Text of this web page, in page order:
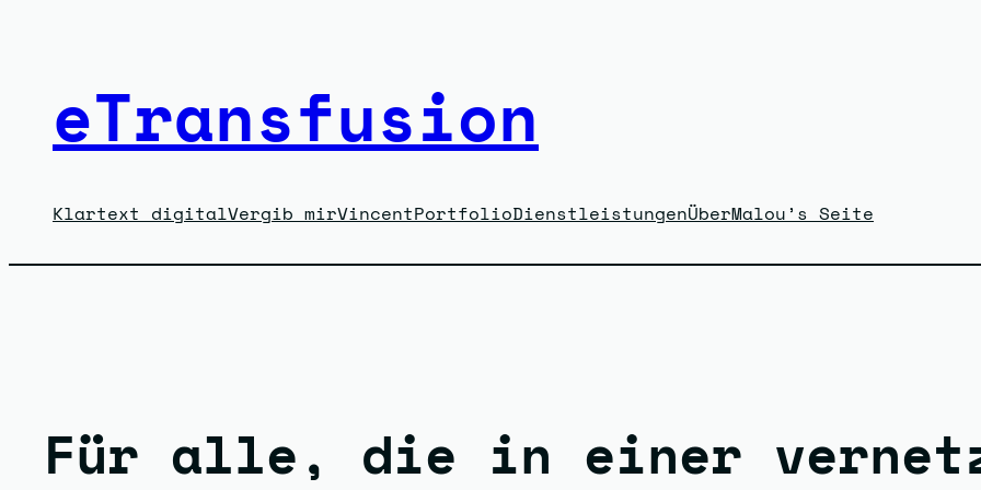
eTransfusion
Klartext digitalVergib mirVincentPortfolioDienstleistungenÜberMalou’s Seite
Für alle, die in einer